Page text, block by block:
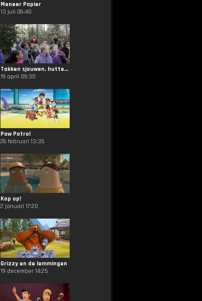
Meneer Papier
13 juli 06:40
Takken sjouwen, hutten bouwen
19 april 09:30
Paw Patrol
26 februari 13:35
Kop op!
2 januari 17:20
Grizzy en de lemmingen
19 december 14:25